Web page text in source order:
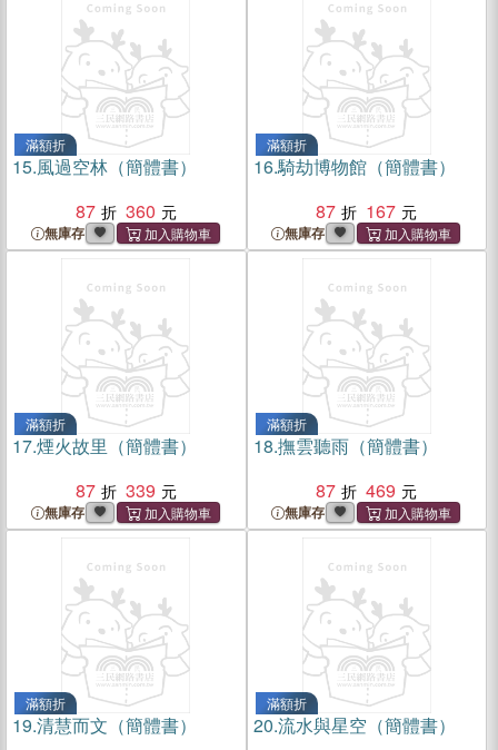
滿額折
15.風過空林（簡體書）
87
360
無庫存
滿額折
16.騎劫博物館（簡體書）
87
167
無庫存
滿額折
17.煙火故里（簡體書）
87
339
無庫存
滿額折
18.撫雲聽雨（簡體書）
87
469
無庫存
滿額折
19.清慧而文（簡體書）
滿額折
20.流水與星空（簡體書）